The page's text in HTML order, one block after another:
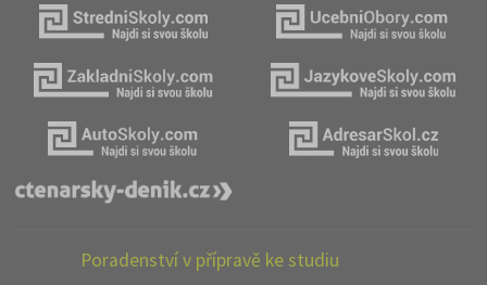
Poradenství v přípravě ke studiu